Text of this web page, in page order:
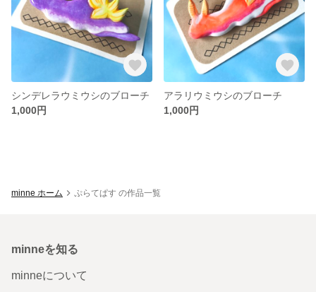
シンデレラウミウシのブローチ
1,000円
アラリウミウシのブローチ
1,000円
minne ホーム ぷらてぱす の作品一覧
minneを知る
minneについて